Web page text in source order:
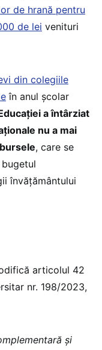
de hrană pentru
de lei venituri
din colegiile
în anul școlar
a întârziat
nu a mai
, care se
învățământului
articolul 42
nr. 198/2023,
și